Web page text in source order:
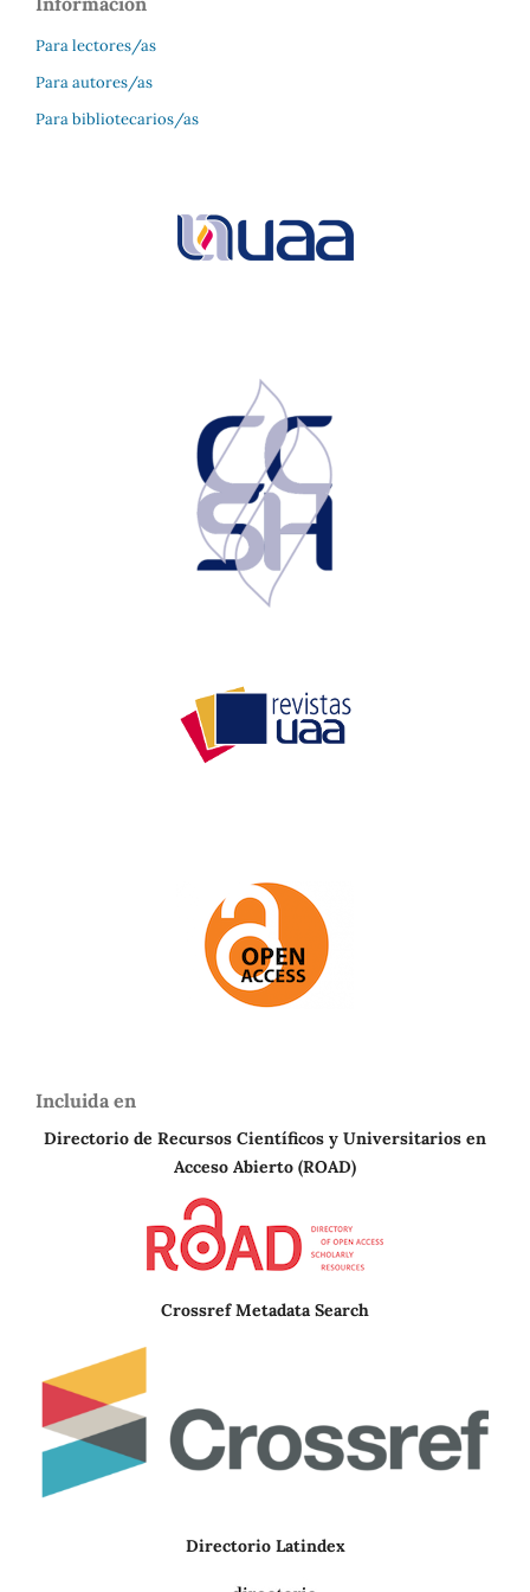
Para lectores/as
Para autores/as
Para bibliotecarios/as
Incluida en
Directorio de Recursos Científicos y Universitarios en
Acceso Abierto (ROAD)
Crossref Metadata Search
Directorio Latindex